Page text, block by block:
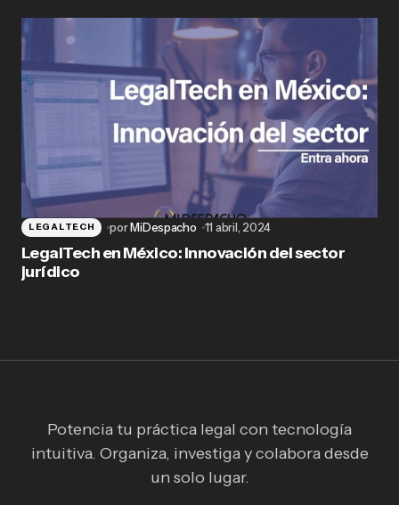
LEGALTECH porMiDespacho 11 abril, 2024
LegalTech en México: Innovación del sector
jurídico
Potencia tu práctica legal con tecnología
intuitiva. Organiza, investiga y colabora desde
un solo lugar.